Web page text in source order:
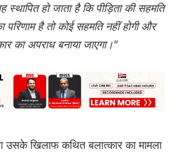
हो जाता है कि पीड़िता की सहमति
परिणाम है तो कोई सहमति नहीं होगी और
का अपराध बनाया जाएगा।"
उसके खिलाफ कथित बलात्कार का मामला